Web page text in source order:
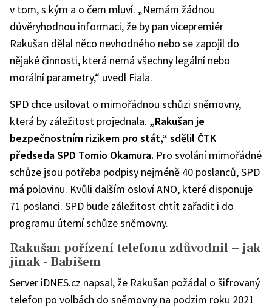
v tom, s kým a o čem mluví. „Nemám žádnou
důvěryhodnou informaci, že by pan vicepremiér
Rakušan dělal něco nevhodného nebo se zapojil do
nějaké činnosti, která nemá všechny legální nebo
morální parametry,“ uvedl Fiala.
SPD chce usilovat o mimořádnou schůzi sněmovny,
která by záležitost projednala. „Rakušan je
bezpečnostním rizikem pro stát,“ sdělil ČTK
předseda SPD Tomio Okamura. Pro svolání mimořádné
schůze jsou potřeba podpisy nejméně 40 poslanců, SPD
má polovinu. Kvůli dalším osloví ANO, které disponuje
71 poslanci. SPD bude záležitost chtít zařadit i do
programu úterní schůze sněmovny.
Rakušan pořízení telefonu zdůvodnil – jak
jinak - Babišem
Server iDNES.cz napsal, že Rakušan požádal o šifrovaný
telefon po volbách do sněmovny na podzim roku 2021